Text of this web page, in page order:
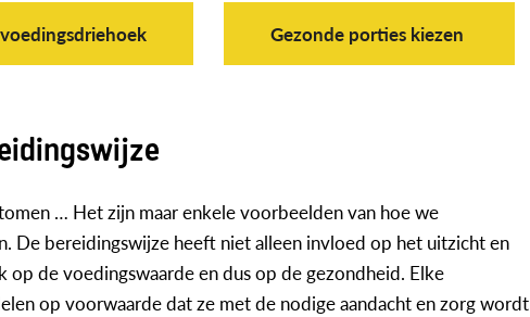
Gezonde porties kiezen
… Het zijn maar enkele voorbeelden van hoe we
De bereidingswijze heeft niet alleen invloed op het uitzicht en
op de voedingswaarde en dus op de gezondheid. Elke
op voorwaarde dat ze met de nodige aandacht en zorg wordt